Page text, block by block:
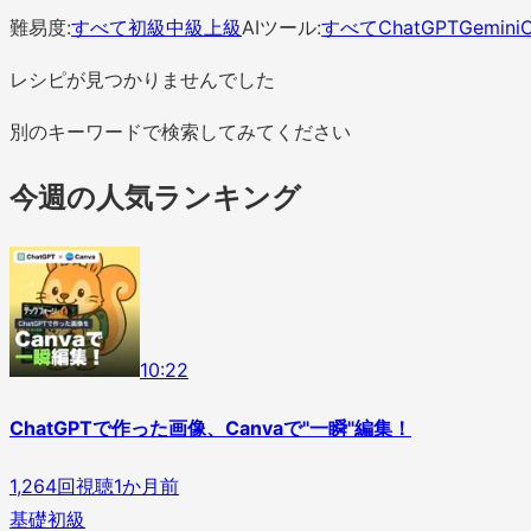
難易度:すべて初級中級 上級AIツール:すべてChatGPTGemini
レシピが見つかりませんでした
別のキーワードで検索してみてください
今週の人気ランキング
10:22
ChatGPTで作った画像、Canvaで"一瞬"編集！
1,264回視聴1か月前
基礎初級